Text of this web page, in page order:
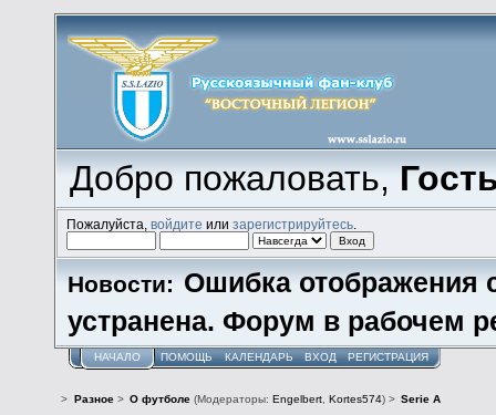
Добро пожаловать,
Пожалуйста,войдите илизарегистрируйтесь
Новости: Ошибка отображения
устранена. Форум в рабочем
НАЧАЛО ПОМОЩЬ КАЛЕНДАРЬ ВХОД РЕГИСТРАЦИЯ
> Разное> О футболе(Модераторы: Engelbert, Kortes574) > Serie A